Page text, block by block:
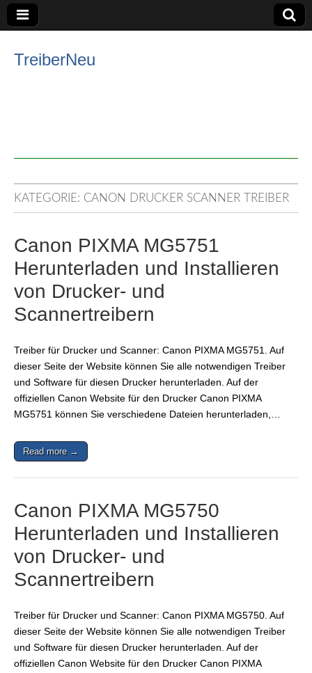
TreiberNeu
KATEGORIE: CANON DRUCKER SCANNER TREIBER
Canon PIXMA MG5751
Herunterladen und Installieren
von Drucker- und
Scannertreibern
Treiber für Drucker und Scanner: Canon PIXMA MG5751. Auf
dieser Seite der Website können Sie alle notwendigen Treiber
und Software für diesen Drucker herunterladen. Auf der
offiziellen Canon Website für den Drucker Canon PIXMA
MG5751 können Sie verschiedene Dateien herunterladen,…
Read more →
Canon PIXMA MG5750
Herunterladen und Installieren
von Drucker- und
Scannertreibern
Treiber für Drucker und Scanner: Canon PIXMA MG5750. Auf
dieser Seite der Website können Sie alle notwendigen Treiber
und Software für diesen Drucker herunterladen. Auf der
offiziellen Canon Website für den Drucker Canon PIXMA